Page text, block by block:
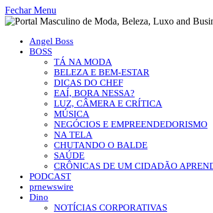
Fechar Menu
Angel Boss
BOSS
TÁ NA MODA
BELEZA E BEM-ESTAR
DICAS DO CHEF
EAÍ, BORA NESSA?
LUZ, CÂMERA E CRÍTICA
MÚSICA
NEGÓCIOS E EMPREENDEDORISMO
NA TELA
CHUTANDO O BALDE
SAÚDE
CRÔNICAS DE UM CIDADÃO
PODCAST
prnewswire
Dino
NOTÍCIAS CORPORATIVAS